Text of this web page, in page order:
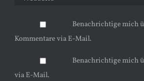
Benachrichtige mich
Kommentare via E-Mail.
Benachrichtige mich
via E-Mail.